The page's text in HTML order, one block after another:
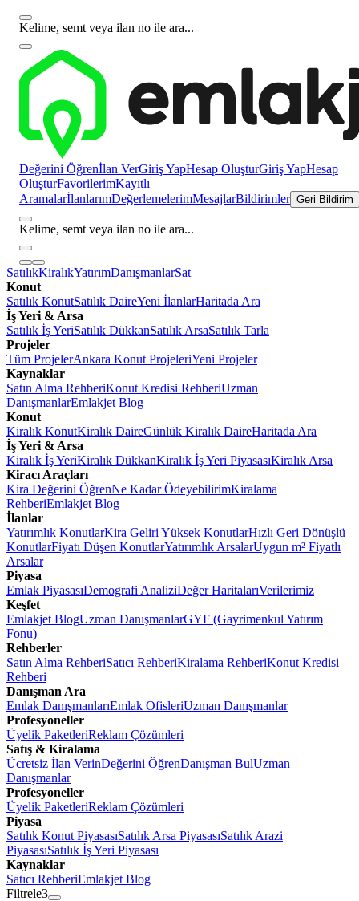
Kelime, semt veya ilan no ile ara...
Değerini Öğrenİlan VerGiriş YapHesap OluşturGiriş YapHesap
OluşturFavorilerimKayıtlı
AramalarİlanlarımDeğerlemelerimMesajlarBildirimler Geri Bildirim
Kelime, semt veya ilan no ile ara...
SatılıkKiralıkYatırımDanışmanlarSat
Konut
Satılık KonutSatılık DaireYeni İlanlarHaritada Ara
İş Yeri & Arsa
Satılık İş YeriSatılık DükkanSatılık ArsaSatılık Tarla
Projeler
Tüm ProjelerAnkara Konut ProjeleriYeni Projeler
Kaynaklar
Satın Alma RehberiKonut Kredisi RehberiUzman
DanışmanlarEmlakjet Blog
Konut
Kiralık KonutKiralık DaireGünlük Kiralık DaireHaritada Ara
İş Yeri & Arsa
Kiralık İş YeriKiralık DükkanKiralık İş Yeri PiyasasıKiralık Arsa
Kiracı Araçları
Kira Değerini ÖğrenNe Kadar ÖdeyebilirimKiralama
RehberiEmlakjet Blog
İlanlar
Yatırımlık KonutlarKira Geliri Yüksek KonutlarHızlı Geri Dönüşlü
KonutlarFiyatı Düşen KonutlarYatırımlık ArsalarUygun m² Fiyatlı
Arsalar
Piyasa
Emlak PiyasasıDemografi AnaliziDeğer HaritalarıVerilerimiz
Keşfet
Emlakjet BlogUzman DanışmanlarGYF (Gayrimenkul Yatırım
Fonu)
Rehberler
Satın Alma RehberiSatıcı RehberiKiralama RehberiKonut Kredisi
Rehberi
Danışman Ara
Emlak DanışmanlarıEmlak OfisleriUzman Danışmanlar
Profesyoneller
Üyelik PaketleriReklam Çözümleri
Satış & Kiralama
Ücretsiz İlan VerinDeğerini ÖğrenDanışman BulUzman
Danışmanlar
Profesyoneller
Üyelik PaketleriReklam Çözümleri
Piyasa
Satılık Konut PiyasasıSatılık Arsa PiyasasıSatılık Arazi
PiyasasıSatılık İş Yeri Piyasası
Kaynaklar
Satıcı RehberiEmlakjet Blog
Filtrele3